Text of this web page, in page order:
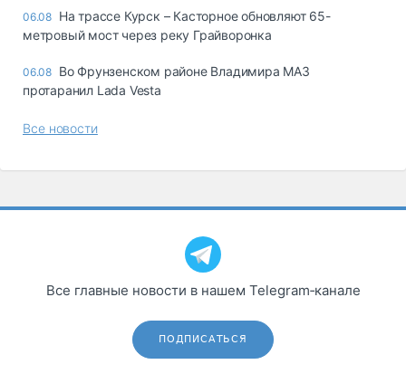
06.08 На трассе Курск – Касторное обновляют 65-
метровый мост через реку Грайворонка
06.08 Во Фрунзенском районе Владимира МАЗ
протаранил Lada Vesta
Все новости
Все главные новости в нашем Telegram‑канале
ПОДПИСАТЬСЯ